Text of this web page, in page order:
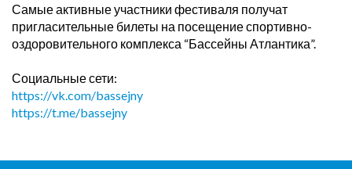
Самые активные участники фестиваля получат
пригласительные билеты на посещение спортивно-
оздоровительного комплекса “Бассейны Атлантика”.
Социальные сети:
https://vk.com/bassejny
https://t.me/bassejny